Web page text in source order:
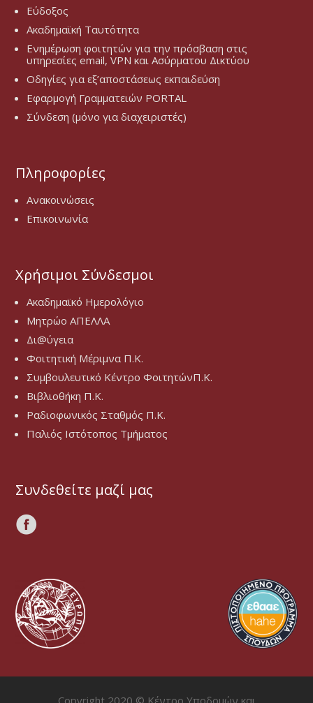
Εύδοξος
Ακαδημαϊκή Ταυτότητα
Ενημέρωση φοιτητών για την πρόσβαση στις
υπηρεσίες email, VPN και Ασύρματου Δικτύου
Οδηγίες για εξ’αποστάσεως εκπαιδεύση
Εφαρμογή Γραμματειών PORTAL
Σύνδεση (μόνο για διαχειριστές)
Πληροφορίες
Ανακοινώσεις
Επικοινωνία
Χρήσιμοι Σύνδεσμοι
Ακαδημαϊκό Ημερολόγιο
Μητρώο ΑΠΕΛΛΑ
Δι@ύγεια
Φοιτητική Μέριμνα Π.Κ.
Συμβουλευτικό Κέντρο ΦοιτητώνΠ.Κ.
Βιβλιοθήκη Π.Κ.
Ραδιοφωνικός Σταθμός Π.Κ.
Παλιός Ιστότοπος Τμήματος
Συνδεθείτε μαζί μας